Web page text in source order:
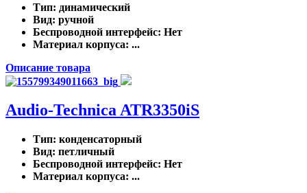
Тип: динамический
Вид: ручной
Беспроводной интерфейс: Нет
Материал корпуса: ...
Описание товара
Audio-Technica ATR3350iS
Тип: конденсаторный
Вид: петличный
Беспроводной интерфейс: Нет
Материал корпуса: ...